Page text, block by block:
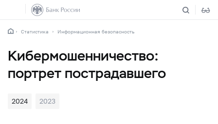
Статистика Информационная безопасность
Кибермошенничество:
портрет пострадавшего
2024 2023